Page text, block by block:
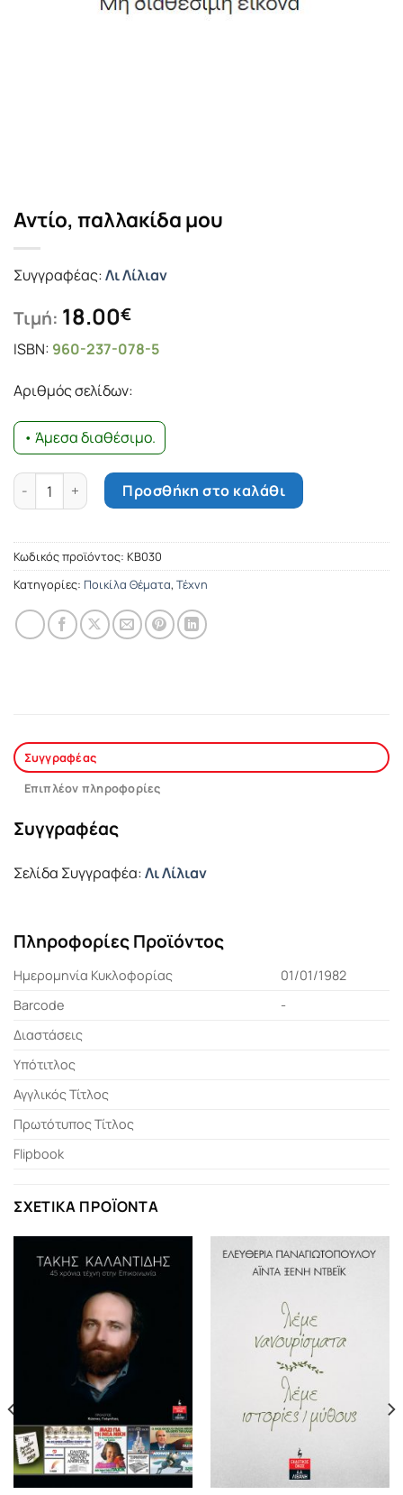
Αντίο, παλλακίδα μου
Συγγραφέας:Λι Λίλιαν
Τιμή: 18.00€
ISBN: 960-237-078-5
Αριθμός σελίδων:
• Άμεσα διαθέσιμο.
Αντίο, παλλακίδα μου ποσότητα
Προσθήκη στο καλάθι
Κωδικός προϊόντος: ΚΒ030
Κατηγορίες: Ποικίλα Θέματα, Τέχνη
Συγγραφέας
Επιπλέον πληροφορίες
Συγγραφέας
Σελίδα Συγγραφέα:Λι Λίλιαν
Πληροφορίες Προϊόντος
Ημερομηνία Κυκλοφορίας
01/01/1982
Barcode
-
Διαστάσεις
Υπότιτλος
Αγγλικός Τίτλος
Πρωτότυπος Τίτλος
Flipbook
ΣΧΕΤΙΚΆ ΠΡΟΪΌΝΤΑ